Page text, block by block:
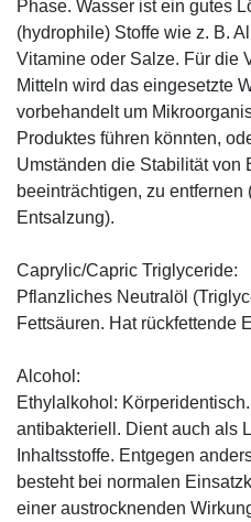
Phase. Wasser ist ein gutes
(hydrophile) Stoffe wie z. B.
Vitamine oder Salze. Für die
Mitteln wird das eingesetzte
vorbehandelt um
Produktes führen könnten,
Umständen die Stabilität von
beeinträchtigen, zu entfernen
Entsalzung).
Caprylic/Capric Triglyceride:
Pflanzliches Neutralöl
Fettsäuren. Hat rückfettende
Alcohol:
Ethylalkohol:
antibakteriell. Dient auch als
Inhaltsstoffe. Entgegen
besteht bei normalen
einer austrocknenden